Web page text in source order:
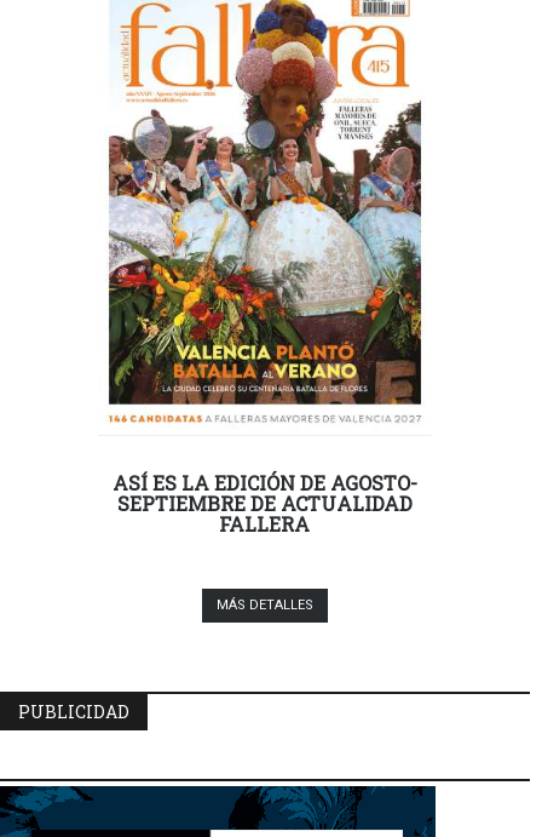
ASÍ ES LA EDICIÓN DE AGOSTO-
SEPTIEMBRE DE ACTUALIDAD
FALLERA
MÁS DETALLES
PUBLICIDAD